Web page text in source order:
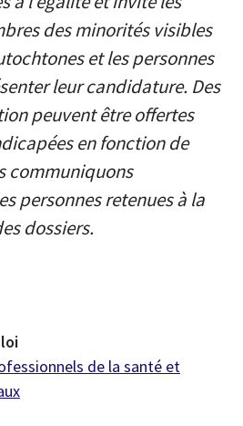
des minorités visibles
et les personnes
leur candidature. Des
peuvent être offertes
en fonction de
communiquons
personnes retenues à la
dossiers.
de la santé et